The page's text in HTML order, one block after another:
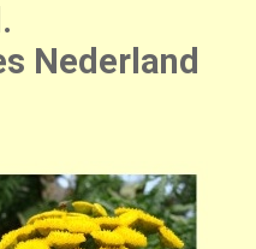
Nederland